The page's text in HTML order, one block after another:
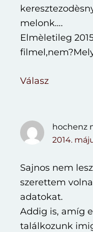
melonk….
Elmèletileg
Válasz
hochenz
2014.
Sajnos nem
szerettem
adatokat.
Addig is, amíg
találkozunk